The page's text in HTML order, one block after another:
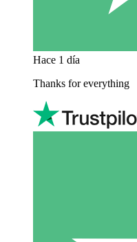
Hace 1 día
Thanks for everything